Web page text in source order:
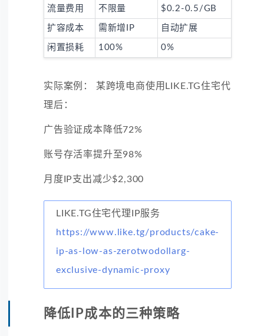
流量费用 不限量 $0.2-0.5/GB
扩容成本 需新增IP 自动扩展
闲置损耗 100% 0%
实际案例： 某跨境电商使用LIKE.TG住宅代
理后：
广告验证成本降低72%
账号存活率提升至98%
月度IP支出减少$2,300
LIKE.TG住宅代理IP服务
https://www.like.tg/products/cake-
ip-as-low-as-zerotwodollarg-
exclusive-dynamic-proxy
降低IP成本的三种策略